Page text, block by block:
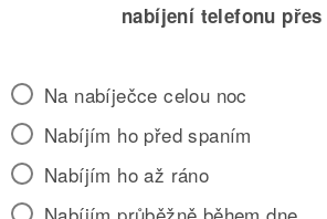
nabíjení telefonu přes
Na nabíječce celou noc
Nabíjím ho před spaním
Nabíjím ho až ráno